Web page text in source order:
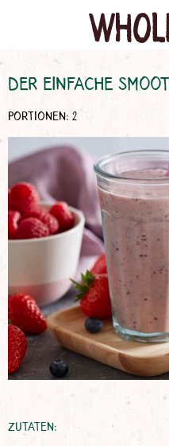
DER EINFACHE
PORTIONEN: 2
ZUTATEN: